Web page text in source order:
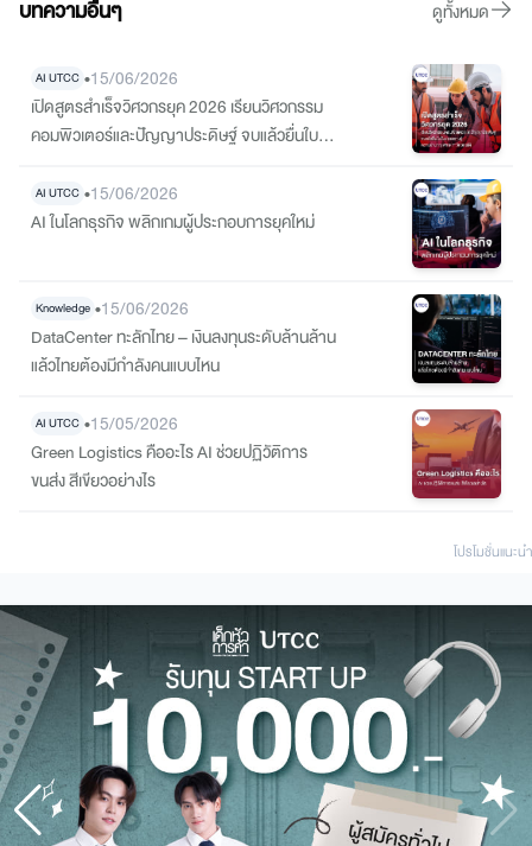
บทความอื่นๆ ดูทั้งหมด
AI UTCC •15/06/2026
เปิดสูตรสำเร็จวิศวกรยุค 2026 เรียนวิศวกรรม
คอมพิวเตอร์และปัญญาประดิษฐ์ จบแล้วยื่นใบรับ
AI UTCC •15/06/2026
AI ในโลกธุรกิจ พลิกเกมผู้ประกอบการยุคใหม่
Knowledge •15/06/2026
DataCenter ทะลักไทย – เงินลงทุนระดับล้านล้าน
แล้วไทยต้องมีกำลังคนแบบไหน
AI UTCC •15/05/2026
Green Logistics คืออะไร AI ช่วยปฏิวัติการ
ขนส่ง สีเขียวอย่างไร
โปรโมชั่นแนะนํา